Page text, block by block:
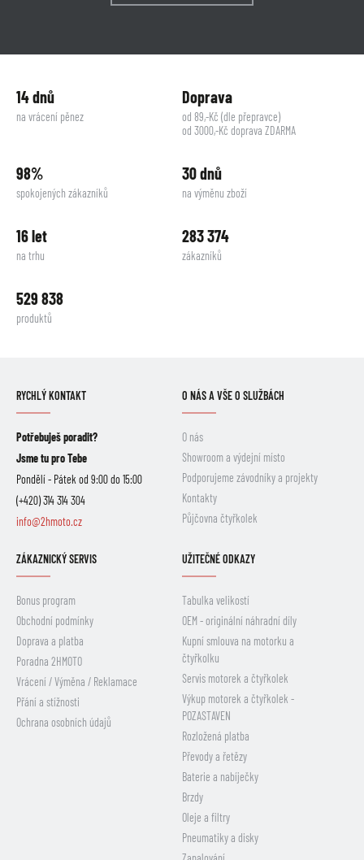
14 dnů
na vrácení pěnez
Doprava
od 89,-Kč (dle přepravce)
od 3000,-Kč doprava ZDARMA
98%
spokojených zákazníků
30 dnů
na výměnu zboží
16 let
na trhu
283 374
zákazníků
529 838
produktů
RYCHLÝ KONTAKT
Potřebuješ poradit?
Jsme tu pro Tebe
Pondělí - Pátek od 9:00 do 15:00
(+420) 314 314 304
info@2hmoto.cz
O NÁS A VŠE O SLUŽBÁCH
O nás
Showroom a výdejní místo
Podporujeme závodníky a projekty
Kontakty
Půjčovna čtyřkolek
ZÁKAZNICKÝ SERVIS
Bonus program
Obchodní podmínky
Doprava a platba
Poradna 2HMOTO
Vrácení / Výměna / Reklamace
Přání a stížnosti
Ochrana osobních údajů
UŽITEČNÉ ODKAZY
Tabulka velikostí
OEM - originální náhradní díly
Kupní smlouva na motorku a
čtyřkolku
Servis motorek a čtyřkolek
Výkup motorek a čtyřkolek -
POZASTAVEN
Rozložená platba
Převody a řetězy
Baterie a nabíječky
Brzdy
Oleje a filtry
Pneumatiky a disky